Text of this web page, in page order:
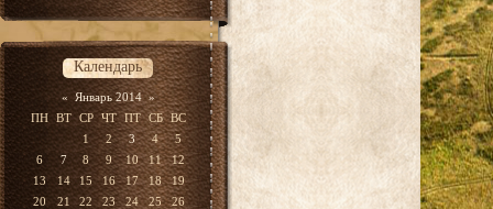
Календарь
« Январь 2014 »
ПН ВТ СР ЧТ ПТ СБ ВС
1
2 3 4
5
6
7 8 9 10 11
12
13
14 15 16 17 18
19
20
21 22 23 24 25
26